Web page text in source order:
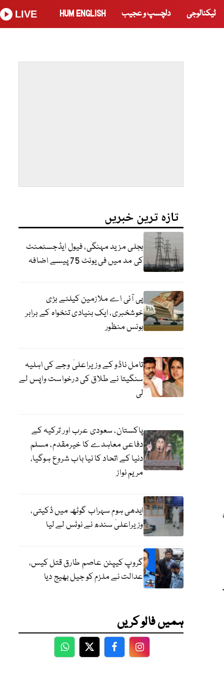
ٹیکنالوجی دلچسپ و عجیب HUM ENGLISH
LIVE
تازہ ترین خبریں
بجلی مزید مہنگی، فیول ایڈجسٹمنٹ
کی مد میں فی یونٹ 75 پیسے اضافہ
پی آئی اے ملازمین کیلئے بڑی
خوشخبری، ایک بنیادی تنخواہ کے برابر
بونس منظور
تامل ناڈو کے وزیراعلیٰ وجے کی اہلیہ
سنگیتا نے طلاق کی درخواست واپس لے
لی
پاکستان، سعودی عرب اور ترکیہ کے
دفاعی معاہدے کا خیرمقدم، مسلم
دنیا کے اتحاد کا نیا باب شروع ہوگیا،
مریم نواز
ایدھی ہوم سہراب گوٹھ میں ڈکیتی،
وزیراعلیٰ سندھ نے نوٹس لے لیا
گروپ کیپٹن عاصم طارق قتل کیس،
عدالت نے ملزم کو جیل بھیج دیا
ہمیں فالو کریں
WhatsApp
TwitterFacebookFacebook